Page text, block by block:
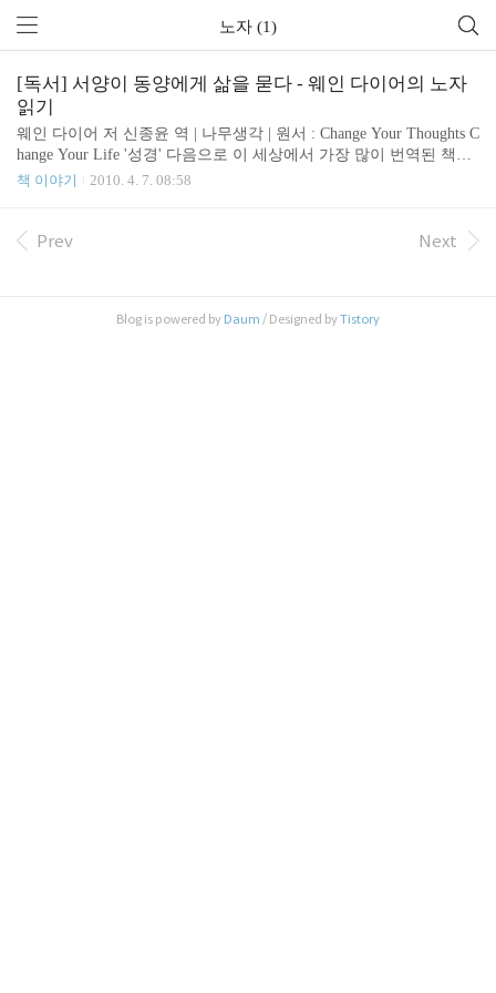
노자 (1)
[독서] 서양이 동양에게 삶을 묻다 - 웨인 다이어의 노자
읽기
웨인 다이어 저 신종윤 역 | 나무생각 | 원서 : Change Your Thoughts C
hange Your Life '성경' 다음으로 이 세상에서 가장 많이 번역된 책은?
바로 노자의 도덕경입니다. 도덕경은 특유의 모호함과 상징성으로
이어가 우리 삶에 실천하고 적용할 수 있도록 풀이한 책입이다. 저자
은 "모든 동양의 문헌 중 꼭 하나 읽어야 할..
책 이야기 2010. 4. 7. 08:58
Prev Next
Blog is powered by Daum / Designed byTistory